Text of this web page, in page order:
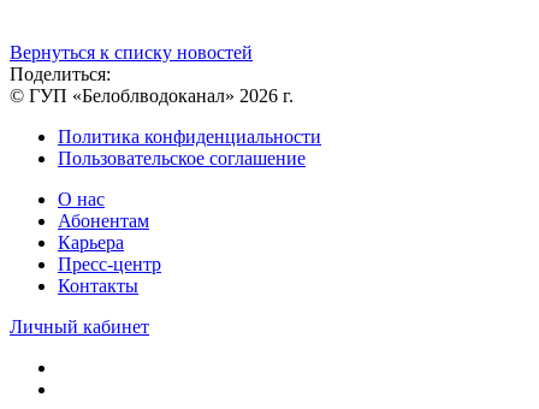
Вернуться к списку новостей
Поделиться:
© ГУП «Белоблводоканал» 2026 г.
Политика конфиденциальности
Пользовательское соглашение
О нас
Абонентам
Карьера
Пресс-центр
Контакты
Личный кабинет